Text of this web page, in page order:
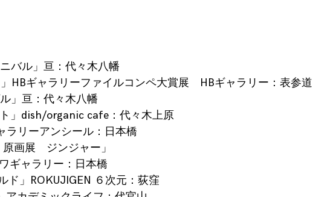
バル」亘：代々木八幡
ギャラリーファイルコンペ大賞展 HBギャラリー：表参道
」亘：代々木八幡
」dish/organic cafe：代々木上原
リーアンシール：日本橋
画展 ジンジャー」
ャラリー：日本橋
ド」ROKUJIGEN ６次元：荻窪